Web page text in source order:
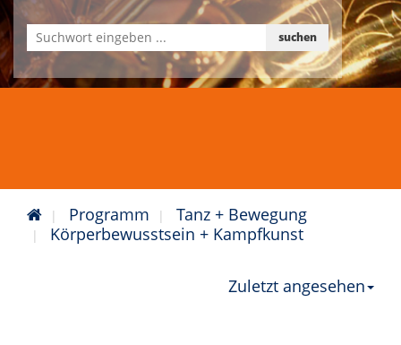
suchen
Programm
Tanz + Bewegung
Körperbewusstsein + Kampfkunst
Zuletzt angesehen